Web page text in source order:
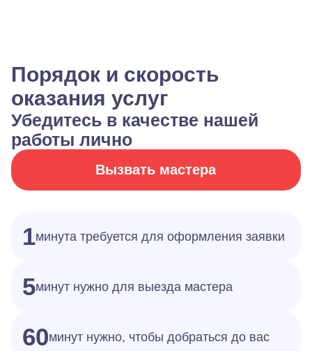
Порядок и скорость
оказания услуг
Убедитесь в качестве нашей
работы лично
Вызвать мастера
1минута требуется для оформления заявки
5минут нужно для выезда мастера
60минут нужно, чтобы добраться до вас